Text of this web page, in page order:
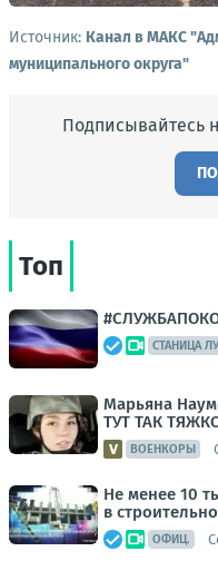
Источник: Канал в МАКС
муниципального округа"
Подписывайтесь
Топ
СТАНИЦА
Марьяна
ТУТ ТАК
ВОЕНКОРЫ
Не менее 10
в
ОФИЦ.